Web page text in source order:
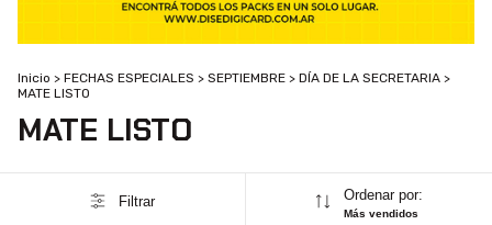
Inicio > FECHAS ESPECIALES > SEPTIEMBRE > DÍA DE LA SECRETARIA >
MATE LISTO
MATE LISTO
Filtrar Ordenar por:
Más vendidos